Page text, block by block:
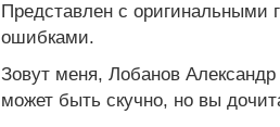
Представлен с оригинальными
ошибками.
Зовут меня, Лобанов
может быть скучно, но вы